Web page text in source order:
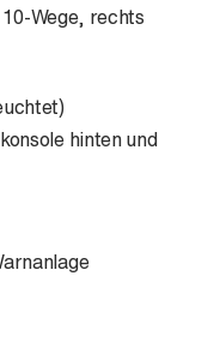
Wege, rechts
hinten und